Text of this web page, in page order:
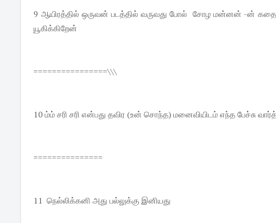
9 ஆயிரத்தில் ஒருவன் படத்தில் வருவது போல் சோழ மன்னன் -ன் கதை
யூகிக்கிறேன்
================\\\
10 ம்ம் சரி சரி என்பது தவிர (உன் சொந்த) மனைவியிடம் எந்த பேச்சு
===============
11 நெல்லிக்கனி அது பல்லுக்கு இனியது